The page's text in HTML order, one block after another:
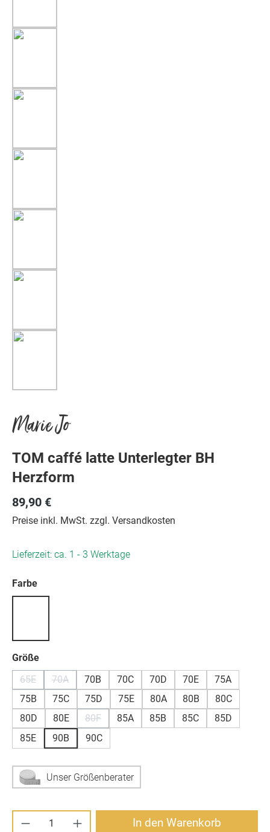
Marie Jo
TOM caffé latte Unterlegter BH
Herzform
89,90 €
Preise inkl. MwSt. zzgl. Versandkosten
Lieferzeit: ca. 1 - 3 Werktage
Farbeauswählen
Größeauswählen
65E
(Diese Option ist zurzeit nicht verfügbar.)
70A
(Diese Option ist zurzeit nicht verfügbar.)
70B 70C 70D 70E
75A
75B
75C 75D 75E 80A 80B
80C
80D
80E 80F
(Diese Option ist zurzeit nicht verfügbar.)
85A 85B 85C
85D
85E
90B 90C
Unser Größenberater
Produkt Anzahl: Gib den gewünschten
In den Warenkorb